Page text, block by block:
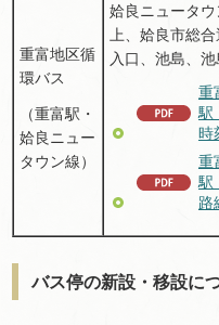
重富地区循
環バス
（重富駅・
姶良ニュー
タウン線）
姶良ニュータ
上、姶良市総
入口、池島、
重
駅
時
重
駅
路
バス停の新設・移設に